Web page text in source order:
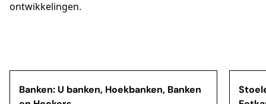
Banken: U banken, Hoekbanken, Banken